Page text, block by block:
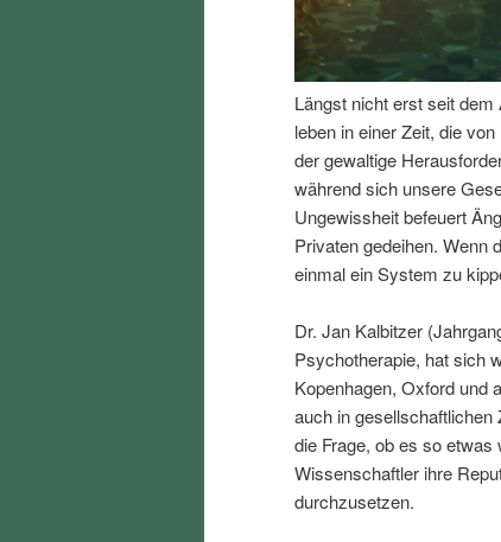
I
s
p
r
e
l
t
s
Längst nicht erst seit
leben in einer Zeit, die
der gewaltige
während sich unsere
Ungewissheit befeuert
Privaten gedeihen. Wenn
einmal ein System zu
Dr. Jan Kalbitzer
Psychotherapie, hat sich
Kopenhagen, Oxford und
auch in
die Frage, ob es so
Wissenschaftler ihre
durchzusetzen.